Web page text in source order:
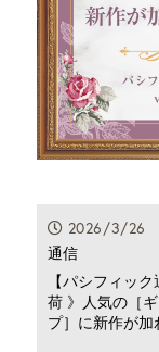
2026/3/
通信
【パシフィッ
荷 》人気の［
プ］に新作が加